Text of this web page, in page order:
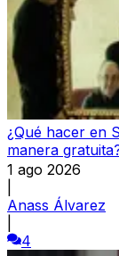
¿Qué hacer en
manera
1 ago 2026
Anass Álvarez
4